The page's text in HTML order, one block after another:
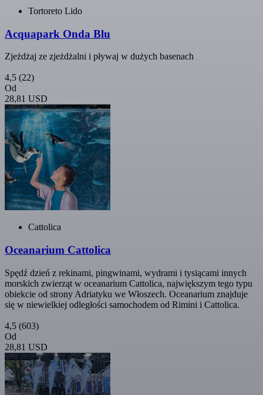
Tortoreto Lido
Acquapark Onda Blu
Zjeżdżaj ze zjeżdżalni i pływaj w dużych basenach
4,5 (22)
Od
28,81 USD
Cattolica
Oceanarium Cattolica
Spędź dzień z rekinami, pingwinami, wydrami i tysiącami innych
morskich zwierząt w oceanarium Cattolica, największym tego typu
obiekcie od strony Adriatyku we Włoszech. Oceanarium znajduje
się w niewielkiej odległości samochodem od Rimini i Cattolica.
4,5 (603)
Od
28,81 USD